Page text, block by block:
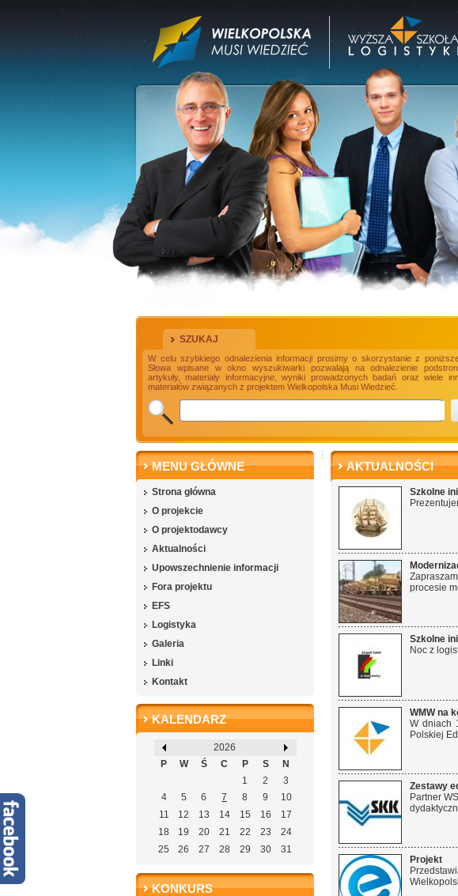
SZUKAJ
W celu szybkiego odnalezienia informacji prosimy o skorzystanie z
Słowa wpisane w okno wyszukiwarki pozwalają na odnalezienie
artykuły, materiały informacyjne, wyniki prowadzonych badań oraz wiele
materiałów związanych z projektem Wielkopolska Musi Wiedzieć.
MENU GŁÓWNE
Strona główna
O projekcie
O projektodawcy
Aktualności
Upowszechnienie informacji
Fora projektu
EFS
Logistyka
Galeria
Linki
Kontakt
KALENDARZ
2026
P
W Ś C P S
N
1
2
3
4
5 6 7 8 9
10
11
12 13 14 15 16
17
18
19 20 21 22 23
24
25
26 27 28 29 30 31
KONKURS
AKTUALNOŚCI
Szkolne
procesie
Szkolne
Noc z
WMW na
W dniach
Polskiej
Zestawy
Partner
Projekt